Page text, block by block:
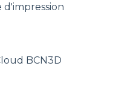
d'impression
BCN3D